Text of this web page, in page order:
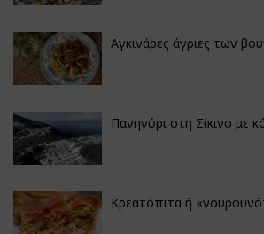
Αγκινάρες άγριες των
Πανηγύρι στη Σίκινο με
Κρεατόπιτα ή